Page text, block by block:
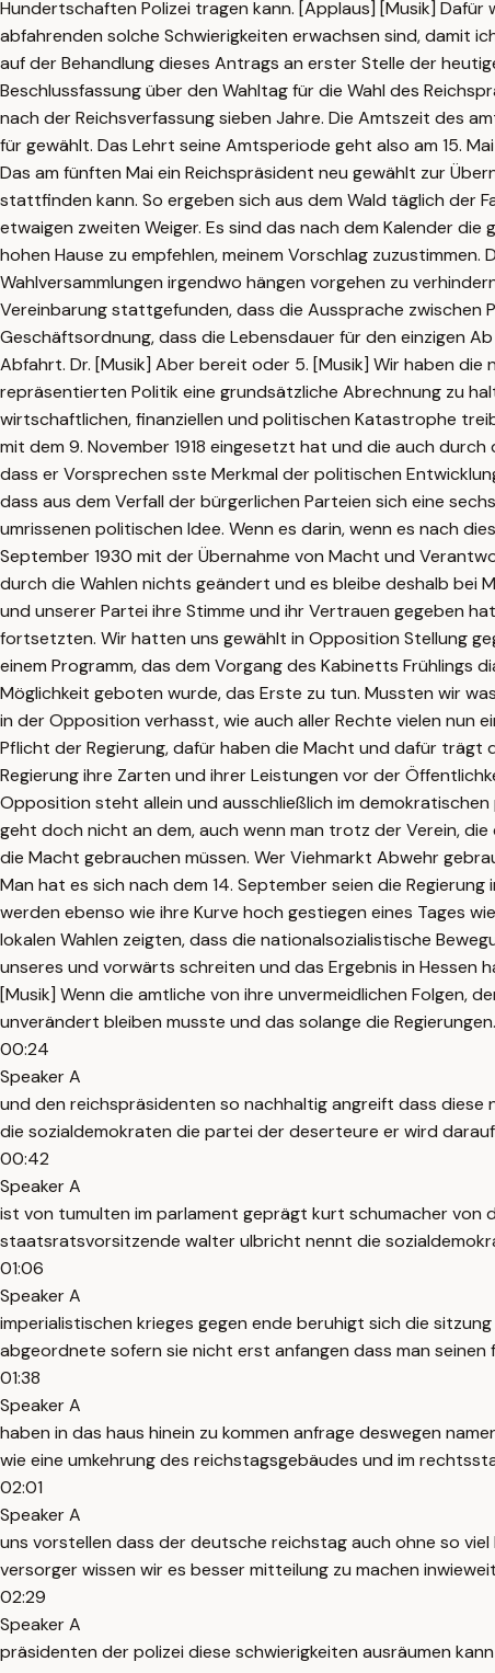
Hundertschaften Polizei tragen kann. [Applaus] [Musik] Dafür
abfahrenden solche Schwierigkeiten erwachsen sind, damit
auf der Behandlung dieses Antrags an erster Stelle der
Beschlussfassung über den Wahltag für die Wahl des
nach der Reichsverfassung sieben Jahre. Die Amtszeit des
für gewählt. Das Lehrt seine Amtsperiode geht also am 15.
Das am fünften Mai ein Reichspräsident neu gewählt zur
stattfinden kann. So ergeben sich aus dem Wald täglich der
etwaigen zweiten Weiger. Es sind das nach dem Kalender
hohen Hause zu empfehlen, meinem Vorschlag
Wahlversammlungen irgendwo hängen vorgehen zu
Vereinbarung stattgefunden, dass die Aussprache zwischen
Geschäftsordnung, dass die Lebensdauer für den einzigen
Abfahrt. Dr. [Musik] Aber bereit oder 5. [Musik] Wir haben
repräsentierten Politik eine grundsätzliche Abrechnung zu
wirtschaftlichen, finanziellen und politischen Katastrophe
mit dem 9. November 1918 eingesetzt hat und die auch
dass er Vorsprechen sste Merkmal der politischen
dass aus dem Verfall der bürgerlichen Parteien sich eine
umrissenen politischen Idee. Wenn es darin, wenn es nach
September 1930 mit der Übernahme von Macht und
durch die Wahlen nichts geändert und es bleibe deshalb bei
und unserer Partei ihre Stimme und ihr Vertrauen gegeben
fortsetzten. Wir hatten uns gewählt in Opposition Stellung
einem Programm, das dem Vorgang des Kabinetts Frühlings
Möglichkeit geboten wurde, das Erste zu tun. Mussten wir
in der Opposition verhasst, wie auch aller Rechte vielen nun
Pflicht der Regierung, dafür haben die Macht und dafür
Regierung ihre Zarten und ihrer Leistungen vor der
Opposition steht allein und ausschließlich im
geht doch nicht an dem, auch wenn man trotz der Verein,
die Macht gebrauchen müssen. Wer Viehmarkt Abwehr
Man hat es sich nach dem 14. September seien die
werden ebenso wie ihre Kurve hoch gestiegen eines Tages
lokalen Wahlen zeigten, dass die nationalsozialistische
unseres und vorwärts schreiten und das Ergebnis in Hessen
[Musik] Wenn die amtliche von ihre unvermeidlichen Folgen,
unverändert bleiben musste und das solange die Regierungen.
00:24
Speaker A
und den reichspräsidenten so nachhaltig angreift dass
die sozialdemokraten die partei der deserteure er wird
00:42
Speaker A
ist von tumulten im parlament geprägt kurt schumacher
staatsratsvorsitzende walter ulbricht nennt die
01:06
Speaker A
imperialistischen krieges gegen ende beruhigt sich die
abgeordnete sofern sie nicht erst anfangen dass man
01:38
Speaker A
haben in das haus hinein zu kommen anfrage deswegen
wie eine umkehrung des reichstagsgebäudes und im
02:01
Speaker A
uns vorstellen dass der deutsche reichstag auch ohne so
versorger wissen wir es besser mitteilung zu machen
02:29
Speaker A
präsidenten der polizei diese schwierigkeiten ausräumen